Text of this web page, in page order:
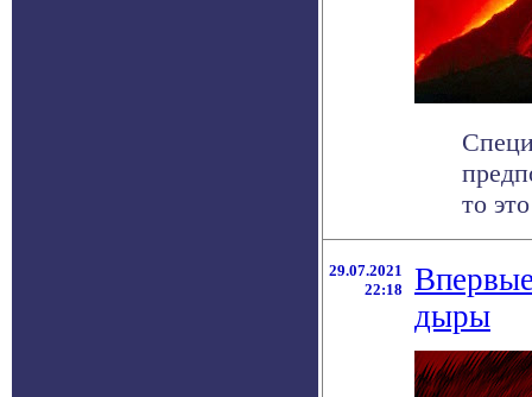
то
29.07.2021
22:18
дыры